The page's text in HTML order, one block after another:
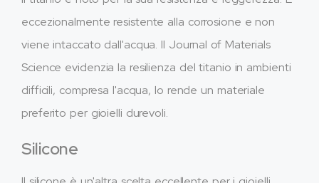
eccezionalmente resistente alla corrosione e non
viene intaccato dall'acqua. Il Journal of Materials
Science evidenzia la resilienza del titanio in ambienti
difficili, compresa l'acqua, lo rende un materiale
preferito per gioielli durevoli.
Silicone